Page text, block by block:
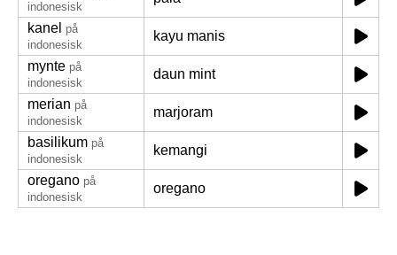
indonesisk
kanel på
indonesisk
kayu manis
mynte på
indonesisk
daun mint
merian på
indonesisk
marjoram
basilikum på
indonesisk
kemangi
oregano på
indonesisk
oregano